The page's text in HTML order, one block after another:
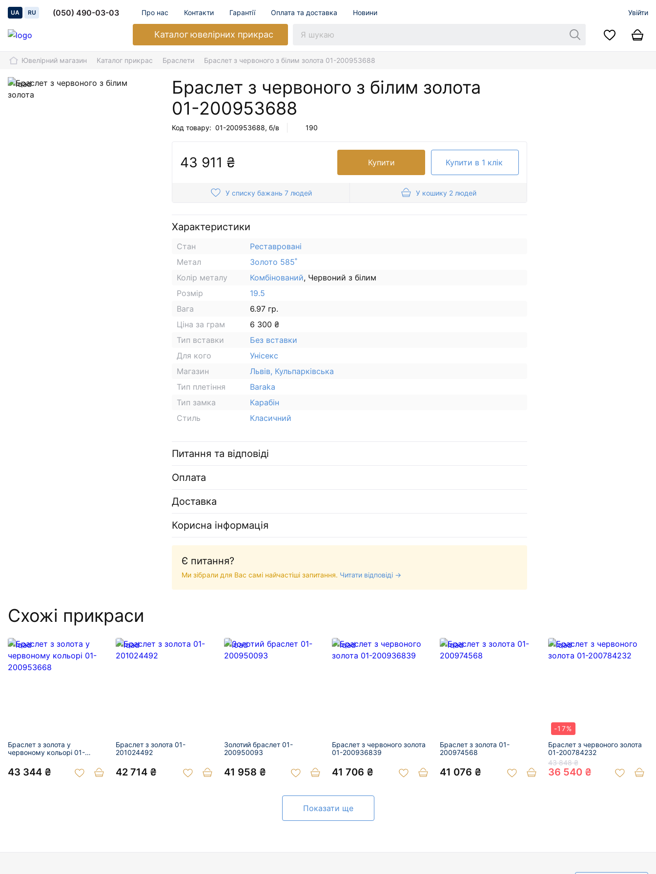
UA RU (050) 490-03-03 Про нас Контакти Гарантії Оплата та доставка Новини Увійти
Каталогювелірних прикрас
Ювелірний магазин Каталог прикрас Браслети Браслет з червоного з білим золота 01-200953688
Браслет з червоного з білим золота
01-200953688
Код товару: 01-200953688, б/в 190
43 911 ₴ Купити Купити в 1 клік
У списку бажань 7 людей У кошику 2 людей
Характеристики
Стан
Реставровані
Метал
Золото 585˚
Колір металу
Комбінований, Червоний з білим
Розмір
19.5
Вага
6.97 гр.
Ціна за грам
6 300 ₴
Тип вставки
Без вставки
Для кого
Унісекс
Магазин
Львів, Кульпарківська
Тип плетіння
Baraka
Тип замка
Карабін
Стиль
Класичний
Питання та відповіді
Оплата
Доставка
Корисна інформація
Є питання?
Ми зібрали для Вас самі найчастіші запитання. Читати відповіді →
Схожі прикраси
Браслет з золота у
червоному кольорі 01-
43 344 ₴
Браслет з золота 01-
201024492
42 714 ₴
Золотий браслет 01-
200950093
41 958 ₴
Браслет з червоного золота
01-200936839
41 706 ₴
Браслет з золота 01-
200974568
41 076 ₴
-17%
Браслет з червоного золота
01-200784232
43 848 ₴
36 540 ₴
Показати ще